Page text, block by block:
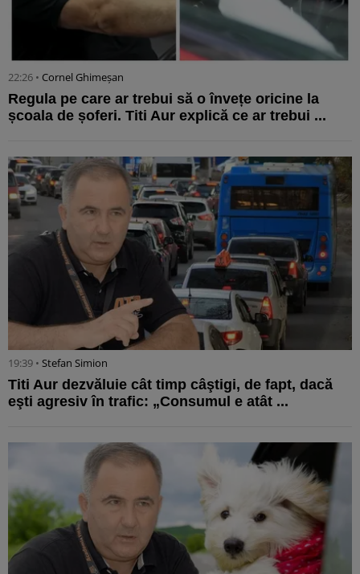
22:26 • Cornel Ghimeșan
Regula pe care ar trebui să o învețe oricine la
școala de șoferi. Titi Aur explică ce ar trebui ...
19:39 • Stefan Simion
Titi Aur dezvăluie cât timp câştigi, de fapt, dacă
eşti agresiv în trafic: „Consumul e atât ...